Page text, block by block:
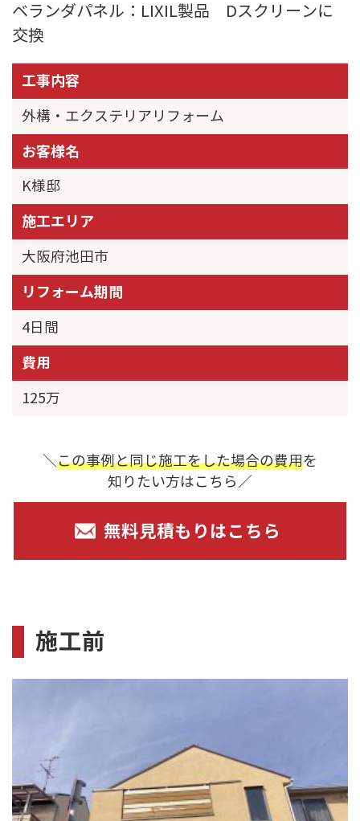
ベランダパネル：LIXIL製品 Dスクリーンに
交換
工事内容
外構・エクステリアリフォーム
お客様名
K様邸
施工エリア
大阪府池田市
リフォーム期間
4日間
費用
125万
＼この事例と同じ施工をした場合の費用を
知りたい方はこちら／
無料見積もりはこちら
施工前